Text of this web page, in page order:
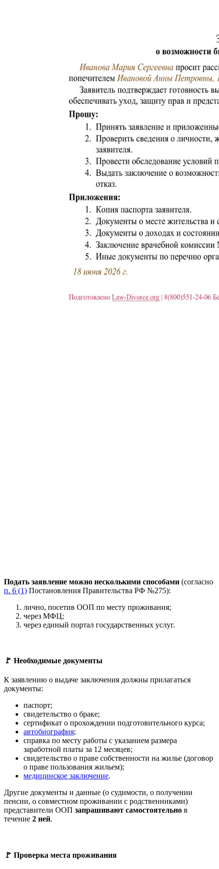
Подать заявление можно несколькими способами (согласно
п. 6 (1) Постановления Правительства РФ №275):
лично, посетив ООП по месту проживания;
через МФЦ;
через единый портал государственных услуг.
🚩 Необходимые документы
К заявлению о выдаче заключения должны прилагаться
документы:
паспорт;
свидетельство о браке;
сертификат о прохождении подготовительного курса;
автобиография;
справка по месту работы с указанием размера
заработной платы за 12 месяцев;
свидетельство о праве собственности на жилье (договор
о праве пользования жильем);
медицинское заключение.
Другие документы и данные (о судимости, о получении
пенсии, о совместном проживании с родственниками)
представители ООП запрашивают самостоятельно в
течение 2 ней.
🚩 Проверка места проживания